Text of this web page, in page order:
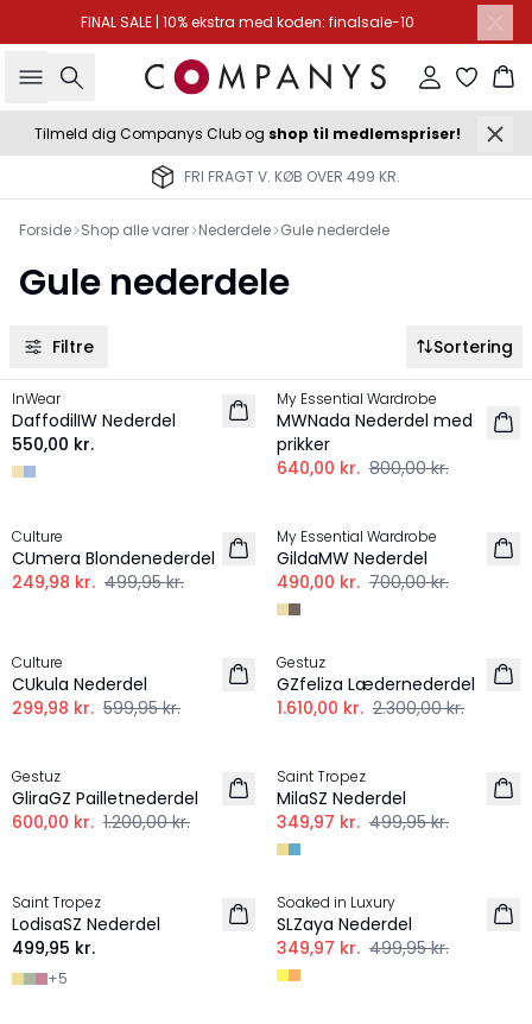
FINAL SALE | 10% ekstra med koden: finalsale-10
Søg Log ind
Tilmeld dig Companys Club og shop til medlemspriser!
FRI FRAGT V. KØB OVER 499 KR.
Forside Shop alle varer Nederdele Gule nederdele
Gule nederdele
Filtre Sortering
NYHED
InWear
DaffodilIW Nederdel
550,00 kr.
My Essential Wardrobe
MWNada Nederdel med
prikker
640,00 kr. 800,00 kr.
Culture
CUmera Blondenederdel
249,98 kr. 499,95 kr.
My Essential Wardrobe
GildaMW Nederdel
490,00 kr. 700,00 kr.
Culture
CUkula Nederdel
299,98 kr. 599,95 kr.
-30%
Gestuz
GZfeliza Lædernederdel
1.610,00 kr. 2.300,00 kr.
Gestuz
GliraGZ Pailletnederdel
600,00 kr. 1.200,00 kr.
Saint Tropez
MilaSZ Nederdel
349,97 kr. 499,95 kr.
Saint Tropez
LodisaSZ Nederdel
499,95 kr.
+5
-30%
Soaked in Luxury
SLZaya Nederdel
349,97 kr. 499,95 kr.
-60%